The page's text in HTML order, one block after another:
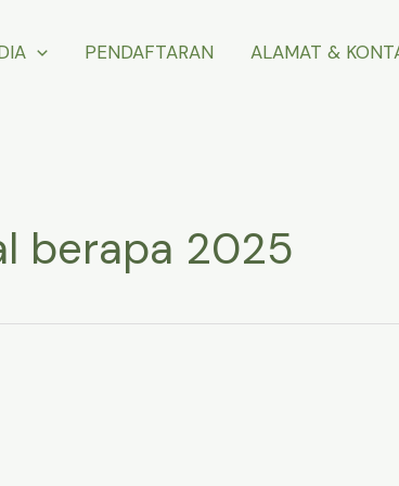
PENDAFTARAN ALAMAT &
berapa 2025